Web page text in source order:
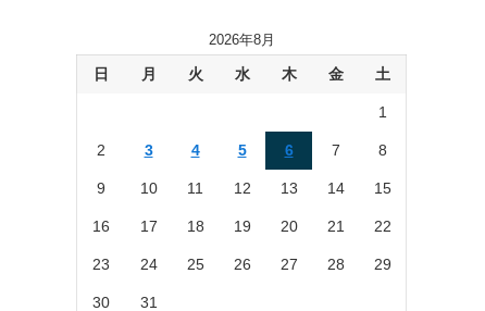
2026年8月
日 月 火 水 木 金 土
1
2 3 4 5 6 7 8
9 10 11 12 13 14 15
16 17 18 19 20 21 22
23 24 25 26 27 28 29
30 31